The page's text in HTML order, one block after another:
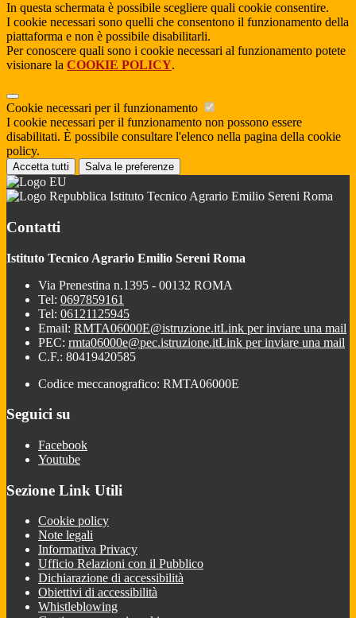
In questa schermata è possibile scegliere quali cookie consentire.
I cookie necessari sono quelli che consentono il funzionamento della
piattaforma e non è possibile disabilitarli.
Per conoscere quali sono i cookie necessari al funzionamento potete
visionare la COOKIE POLICY.
Cookie necessari per il funzionamento
I cookie necessari per il funzionamento non possono essere
disabilitati. È possibile consultare l'elenco nella pagina della cookie
policy.
Accetta tutti Salva le preferenze
Istituto Tecnico Agrario Emilio Sereni Roma
Contatti
Istituto Tecnico Agrario Emilio Sereni Roma
Via Prenestina n.1395 - 00132 ROMA
Tel: 0697859161
Tel: 06121125945
Email: RMTA06000E@istruzione.itLink per inviare una mail
PEC: rmta06000e@pec.istruzione.itLink per inviare una mail
C.F.: 80419420585
Codice meccanografico: RMTA06000E
Seguici su
Facebook
Youtube
Sezione Link Utili
Cookie policy
Note legali
Informativa Privacy
Ufficio Relazioni con il Pubblico
Dichiarazione di accessibilità
Obiettivi di accessibilità
Whistleblowing